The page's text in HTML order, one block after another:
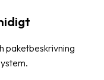
paketbeskrivning